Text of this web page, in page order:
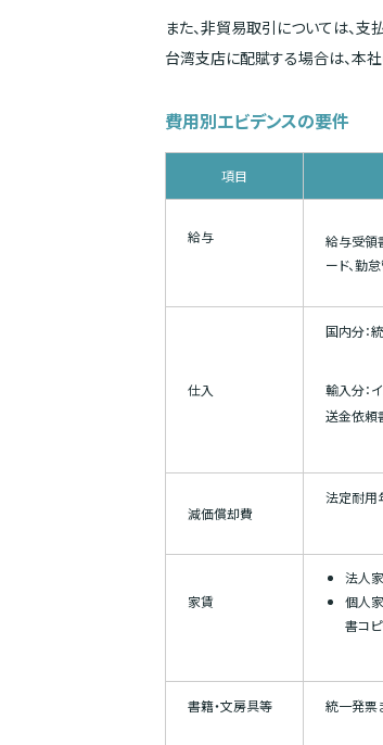
また、非貿易取引については、
台湾支店に配賦する場合は、本
費用別エビデンスの要件
項目
給与
給与受領
ード、勤
仕入
国内分：
輸入分：
送金依頼
減価償却費
法定耐用
家賃
法人
個人
書コ
書籍・文房具等 統一発票